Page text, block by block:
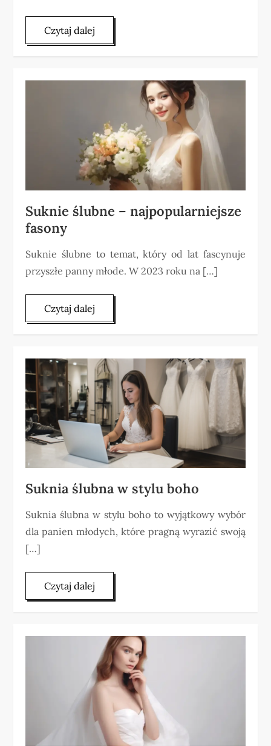
Czytaj dalej
Suknie ślubne – najpopularniejsze
fasony
Suknie ślubne to temat, który od lat fascynuje
przyszłe panny młode. W 2023 roku na […]
Czytaj dalej
Suknia ślubna w stylu boho
Suknia ślubna w stylu boho to wyjątkowy wybór
dla panien młodych, które pragną wyrazić swoją
[…]
Czytaj dalej